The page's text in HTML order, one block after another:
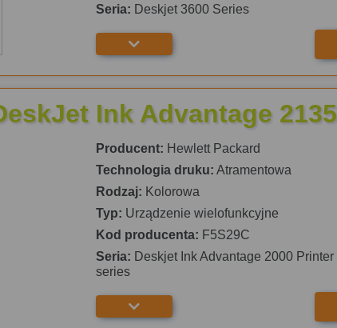
Seria: Deskjet 3600 Series
Ink Advantage 2135
Producent: Hewlett Packard
Technologia druku: Atramentowa
Rodzaj: Kolorowa
Typ: Urządzenie wielofunkcyjne
Kod producenta: F5S29C
Seria: Deskjet Ink Advantage 2000 Printer
series